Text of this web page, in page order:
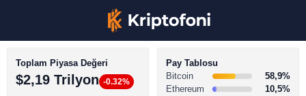
Toplam Piyasa Değeri
$2,19 Trilyon -0.32%
Pay Tablosu
Bitcoin
58,9%
Ethereum
10,5%